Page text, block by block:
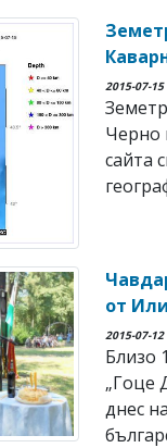
2015-07-15
Черно
сайта
от
2015-07-12
Близо
„Гоце
днес